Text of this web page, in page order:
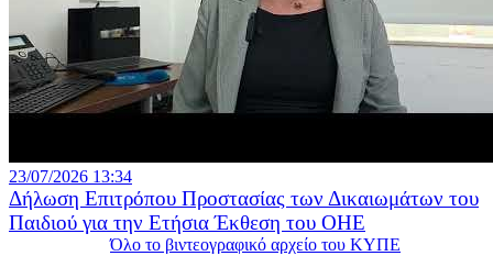
23/07/2026 13:34
Δήλωση Επιτρόπου Προστασίας των Δικαιωμάτων του
Παιδιού για την Ετήσια Έκθεση του ΟΗΕ
Όλο το βιντεογραφικό αρχείο του ΚΥΠΕ